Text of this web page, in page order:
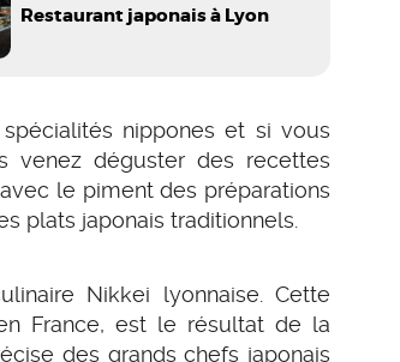
Restaurant japonais à Lyon
nippones et si vous
venez déguster des recettes
le piment des préparations
plats japonais traditionnels.
Nikkei lyonnaise. Cette
France, est le résultat de la
des grands chefs japonais